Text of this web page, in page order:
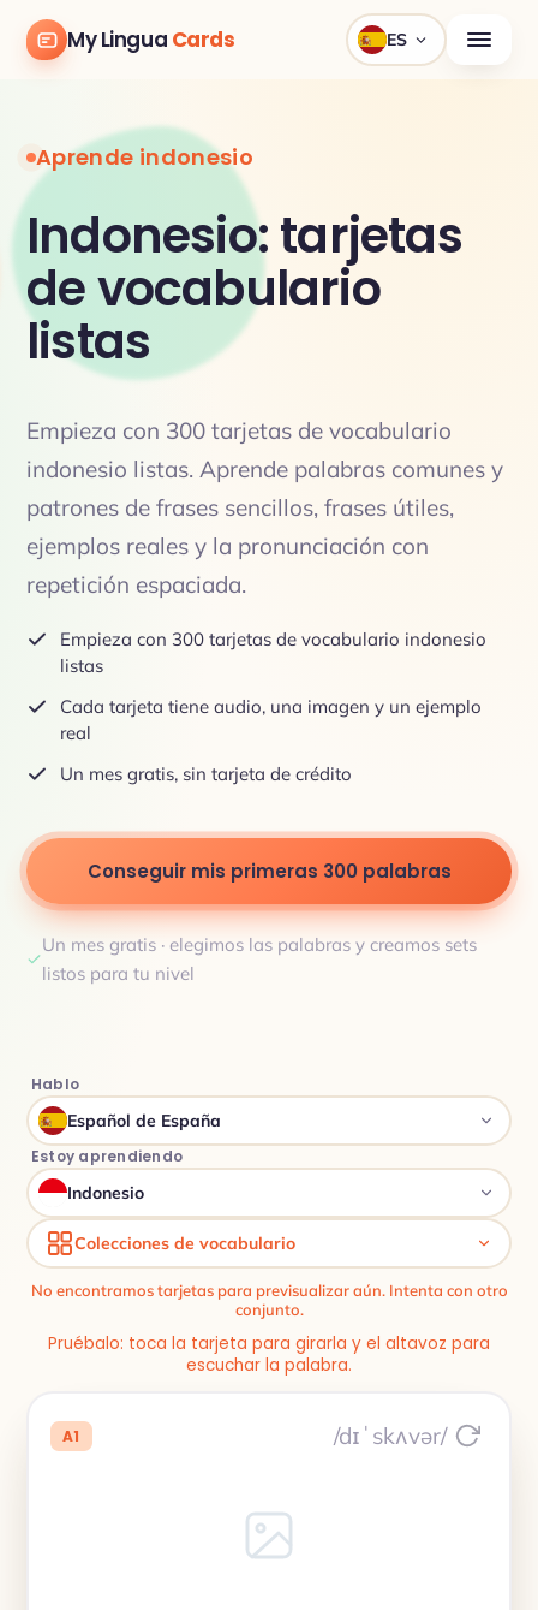
My Lingua Cards ES
Aprende indonesio
Indonesio: tarjetas
de vocabulario
listas
Empieza con 300 tarjetas de vocabulario
indonesio listas. Aprende palabras comunes y
patrones de frases sencillos, frases útiles,
ejemplos reales y la pronunciación con
repetición espaciada.
Empieza con 300 tarjetas de vocabulario indonesio
listas
Cada tarjeta tiene audio, una imagen y un ejemplo
real
Un mes gratis, sin tarjeta de crédito
Conseguir mis primeras 300 palabras
Un mes gratis · elegimos las palabras y creamos sets
listos para tu nivel
Hablo
Español de España
Estoy aprendiendo
Indonesio
Colecciones de vocabulario
No encontramos tarjetas para previsualizar aún. Intenta con otro
conjunto.
Pruébalo: toca la tarjeta para girarla y el altavoz para
escuchar la palabra.
A1 /dɪˈskʌvər/